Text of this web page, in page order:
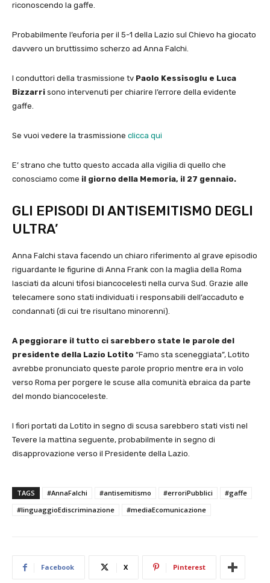
riconoscendo la gaffe.
Probabilmente l’euforia per il 5-1 della Lazio sul Chievo ha giocato
davvero un bruttissimo scherzo ad Anna Falchi.
I conduttori della trasmissione tv Paolo Kessisoglu e Luca
Bizzarri sono intervenuti per chiarire l’errore della evidente
gaffe.
Se vuoi vedere la trasmissione clicca qui
E’ strano che tutto questo accada alla vigilia di quello che
conosciamo come il giorno della Memoria, il 27 gennaio.
GLI EPISODI DI ANTISEMITISMO DEGLI
ULTRA’
Anna Falchi stava facendo un chiaro riferimento al grave episodio
riguardante le figurine di Anna Frank con la maglia della Roma
lasciati da alcuni tifosi biancocelesti nella curva Sud. Grazie alle
telecamere sono stati individuati i responsabili dell’accaduto e
condannati (di cui tre risultano minorenni).
A peggiorare il tutto ci sarebbero state le parole del
presidente della Lazio Lotito “Famo sta sceneggiata”, Lotito
avrebbe pronunciato queste parole proprio mentre era in volo
verso Roma per porgere le scuse alla comunità ebraica da parte
del mondo biancoceleste.
I fiori portati da Lotito in segno di scusa sarebbero stati visti nel
Tevere la mattina seguente, probabilmente in segno di
disapprovazione verso il Presidente della Lazio.
TAGS #AnnaFalchi #antisemitismo #erroriPubblici
#gaffe
#linguaggioEdiscriminazione
#mediaEcomunicazione
Facebook X Pinterest